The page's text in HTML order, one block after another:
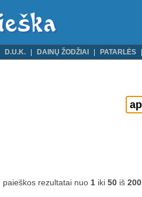
D.U.K. DAINŲ ŽODŽIAI PATARLĖS
paieškos rezultatai nuo 1 iki50 iš200